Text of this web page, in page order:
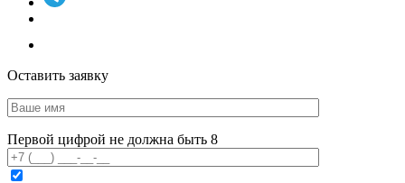
Оставить заявку
Первой цифрой не должна быть 8